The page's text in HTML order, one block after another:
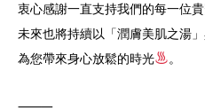
衷心感謝一直支持我們的每一位貴
未來也將持續以「潤膚美肌之湯」
為您帶來身心放鬆的時光
。
⸻